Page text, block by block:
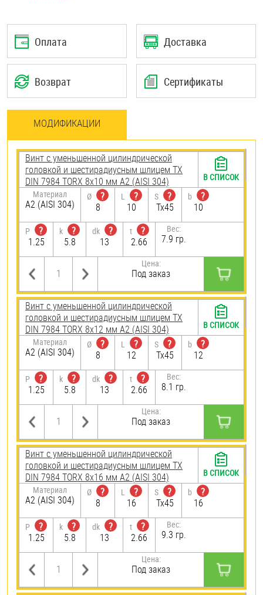
Оплата Доставка
Возврат Сертификаты
МОДИФИКАЦИИ
Винт с уменьшенной цилиндрической
головкой и шестирадиусным шлицем TX
DIN 7984 TORX 8х10 мм А2 (AISI 304)
Материал
А2 (AISI 304)
Ø
?
8
L
?
10
S
?
Tx45
b
?
10
P
?
1.25
k
?
5.8
dk
?
13
t
?
2.66
Вес:
7.9 гр.
Цена:
Под заказ
В СПИСОК
Винт с уменьшенной цилиндрической
головкой и шестирадиусным шлицем TX
DIN 7984 TORX 8х12 мм А2 (AISI 304)
Материал
А2 (AISI 304)
Ø
?
8
L
?
12
S
?
Tx45
b
?
12
P
?
1.25
k
?
5.8
dk
?
13
t
?
2.66
Вес:
8.1 гр.
Цена:
Под заказ
В СПИСОК
Винт с уменьшенной цилиндрической
головкой и шестирадиусным шлицем TX
DIN 7984 TORX 8х16 мм А2 (AISI 304)
Материал
А2 (AISI 304)
Ø
?
8
L
?
16
S
?
Tx45
b
?
16
P
?
1.25
k
?
5.8
dk
?
13
t
?
2.66
Вес:
9.3 гр.
Цена:
Под заказ
В СПИСОК